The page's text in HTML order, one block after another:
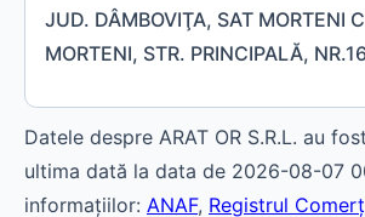
JUD. DÂMBOVIŢA, SAT MORTENI
MORTENI, STR. PRINCIPALĂ,
Datele despre ARAT OR S.R.L. au
ultima dată la data de 2026-08-07
informațiilor: ANAF, Registrul